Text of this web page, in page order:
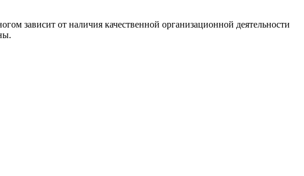
зависит от наличия качественной организационной деятельности